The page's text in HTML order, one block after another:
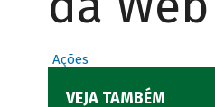
Ações
VEJA TAMBÉM